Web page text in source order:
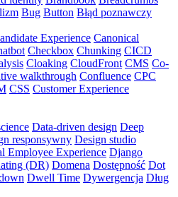
Bug Button Błąd poznawczy
Experience Canonical
Checkbox Chunking CICD
Cloaking CloudFront CMS Co-
walkthrough Confluence CPC
CSS Customer Experience
Data-driven design Deep
responsywny Design studio
Employee Experience Django
(DR) Domena Dostępność Dot
Dwell Time Dywergencja Dług